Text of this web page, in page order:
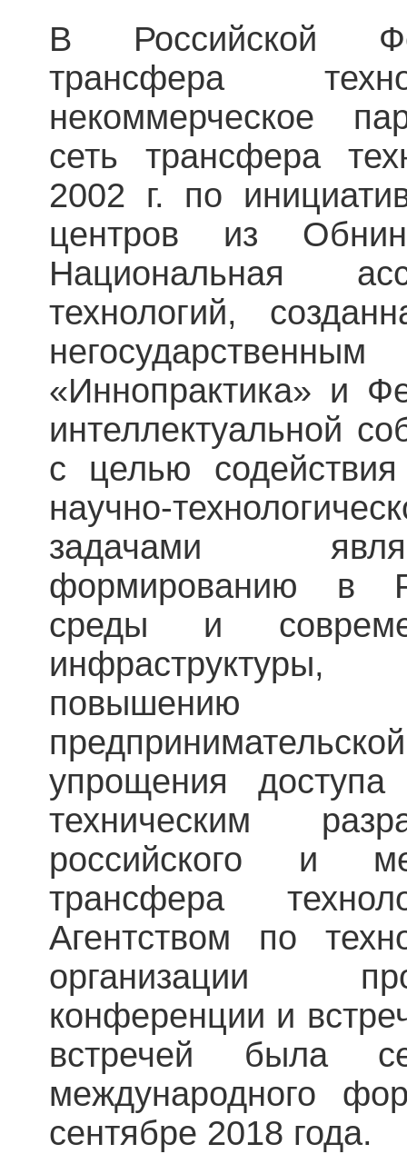
В Российской
трансфера
некоммерческое
сеть трансфера
2002 г. по
центров из
Национальная
технологий,
«Иннопрактика» и
интеллектуальной
с целью
научно-
задачами
формированию в
среды и
повышению
упрощения
техническим
российского и
трансфера
Агентством по
организации
конференции и
встречей была
международного
сентябре 2018 года.